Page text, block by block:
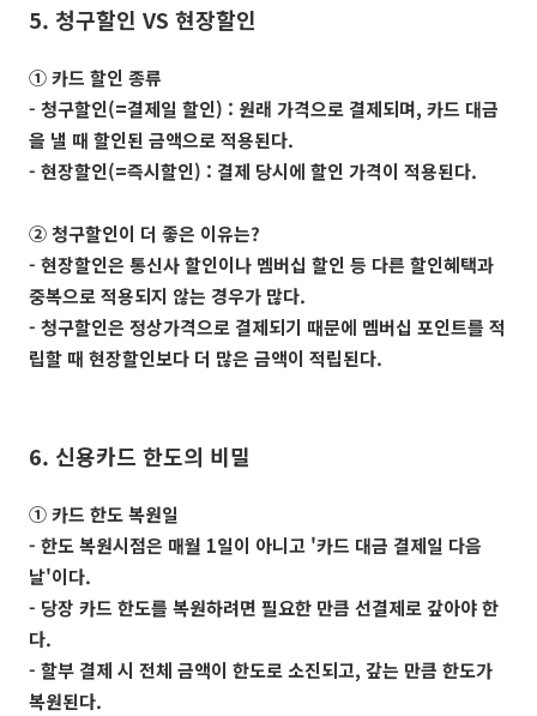
5. 청구할인 VS 현장할인
① 카드 할인 종류
- 청구할인(=결제일 할인) : 원래 가격으로 결제되며, 카드 대금
을 낼 때 할인된 금액으로 적용된다.
- 현장할인(=즉시할인) : 결제 당시에 할인 가격이 적용된다.
② 청구할인이 더 좋은 이유는?
- 현장할인은 통신사 할인이나 멤버십 할인 등 다른 할인혜택과
중복으로 적용되지 않는 경우가 많다.
- 청구할인은 정상가격으로 결제되기 때문에 멤버십 포인트를 적
립할 때 현장할인보다 더 많은 금액이 적립된다.
6. 신용카드 한도의 비밀
① 카드 한도 복원일
- 한도 복원시점은 매월 1일이 아니고 '카드 대금 결제일 다음
날'이다.
- 당장 카드 한도를 복원하려면 필요한 만큼 선결제로 갚아야 한
다.
- 할부 결제 시 전체 금액이 한도로 소진되고, 갚는 만큼 한도가
복원된다.